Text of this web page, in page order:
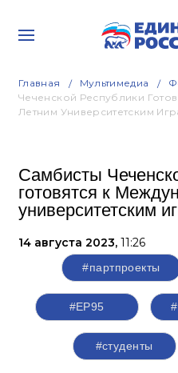
Главная Мультимедиа
Чеченской Республики
Летним Университетским
Самбисты
готовятся к
университетским
14 августа 2023, 11:26
#партпроекты
#ЕР95
#студенты